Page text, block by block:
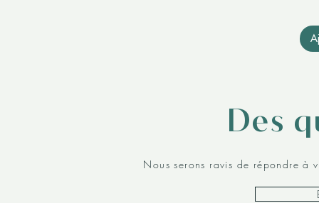
Des
Nous serons ravis de répondre à